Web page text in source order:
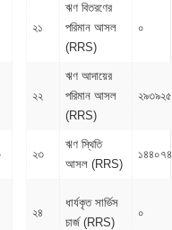
২১
ঋণ বিতরণের
পরিমান আসল
(RRS)
০
২২
ঋণ আদায়ের
পরিমান আসল
(RRS)
২৩
ঋণ স্থিতি
আসল (RRS)
২৪
ধার্যকৃত সার্ভিস
চার্জ (RRS)
০